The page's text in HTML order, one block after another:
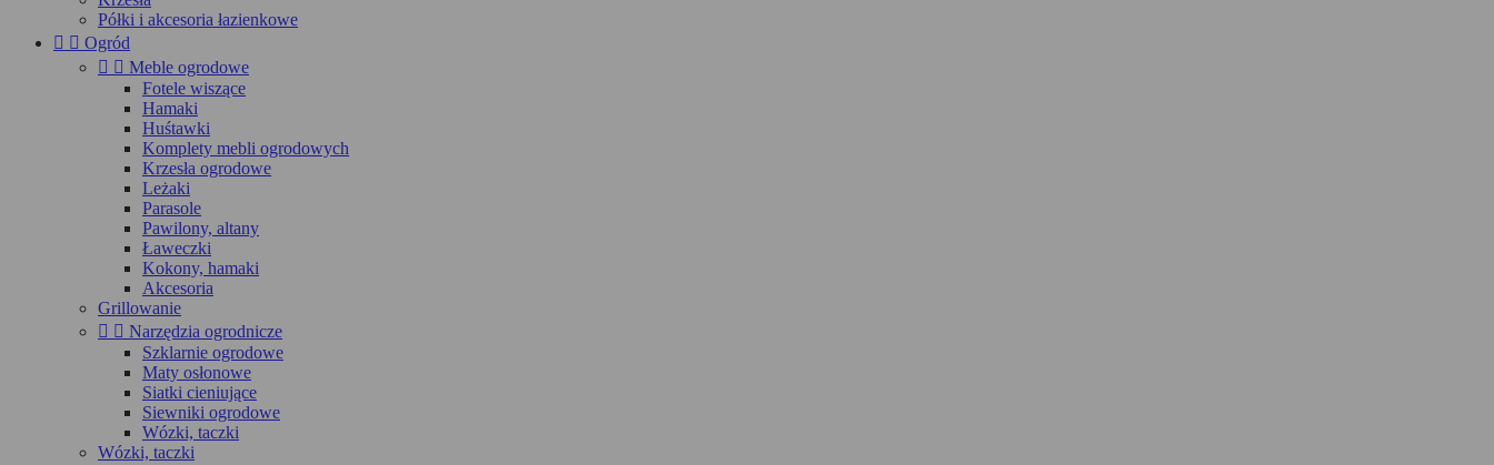
Półki i akcesoria łazienkowe
  Ogród
  Meble ogrodowe
Fotele wiszące
Hamaki
Huśtawki
Komplety mebli ogrodowych
Krzesła ogrodowe
Leżaki
Parasole
Pawilony, altany
Ławeczki
Kokony, hamaki
Akcesoria
Grillowanie
  Narzędzia ogrodnicze
Szklarnie ogrodowe
Maty osłonowe
Siatki cieniujące
Siewniki ogrodowe
Wózki, taczki
Wózki, taczki